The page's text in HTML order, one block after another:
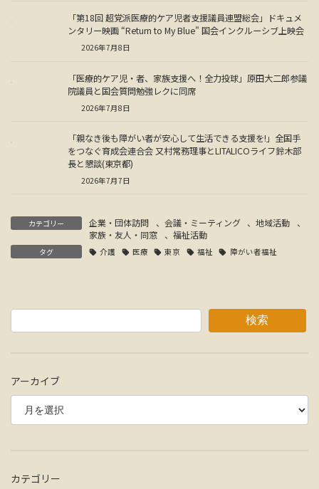
「第18回 超党派医療的ケア児者支援議員連盟総会」ドキュメ
ンタリー映画 “Return to My Blue" 国会インクルーシブ上映会
2026年7月8日
「医療的ケア児・者、家族支援へ！全力投球」原田大二郎参議
院議員と国会質問勉強レクに同席
2026年7月8日
「親なき後も障がい者が安心して生活できる支援を!」全国手
をつなぐ育成会連合会 又村常務理事とLITALICOライフ鈴木部
長と懇談(東京都)
2026年7月7日
カテゴリー 企業・団体訪問 、 会議・ミーティング 、地域活動
、
家族・友人・同窓
、 福祉活動
タグ 介護 医療 東京 福祉 障がい者福祉
検索
アーカイブ
カテゴリー